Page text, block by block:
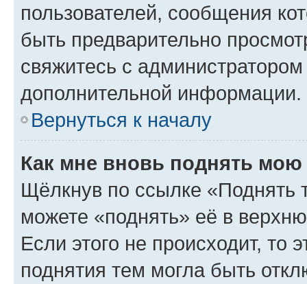
пользователей, сообщения
быть предварительно
свяжитесь с
дополнительной информации.
Вернуться к началу
Как мне вновь поднять мою
Щёлкнув по ссылке «Поднять
можете «поднять» её в
Если этого не происходит, то
поднятия тем могла быть